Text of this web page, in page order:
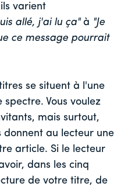
varient
allé, j'ai lu ça"à "Je
ce message pourrait
se situent à l'une
Vous voulez
mais surtout,
donnent au lecteur une
article. Si le lecteur
dans les cinq
de votre titre, de